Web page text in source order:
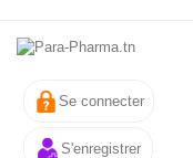
Se connecter
S'enregistrer